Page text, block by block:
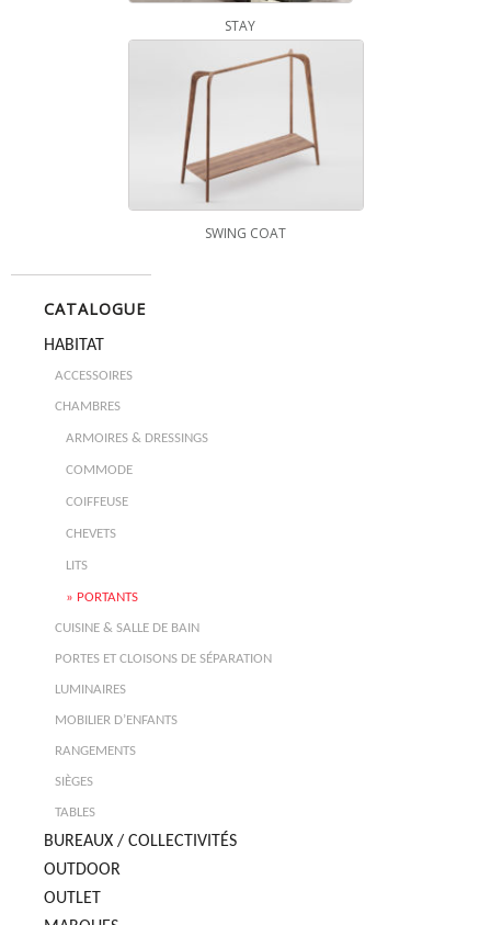
STAY
SWING COAT
CATALOGUE
HABITAT
ACCESSOIRES
CHAMBRES
ARMOIRES & DRESSINGS
COMMODE
COIFFEUSE
CHEVETS
LITS
PORTANTS
CUISINE & SALLE DE BAIN
PORTES ET CLOISONS DE SÉPARATION
LUMINAIRES
MOBILIER D’ENFANTS
RANGEMENTS
SIÈGES
TABLES
BUREAUX / COLLECTIVITÉS
OUTDOOR
OUTLET